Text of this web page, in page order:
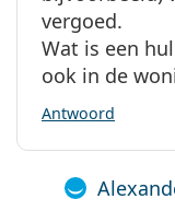
vergoed.
Wat is een
ook in de
Antwoord